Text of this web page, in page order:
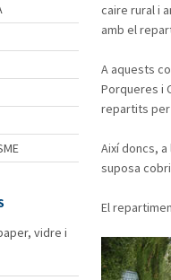
vidre i
caire rural i
amb el
A aquests
Porqueres i
repartits per
Així doncs,
suposa
El